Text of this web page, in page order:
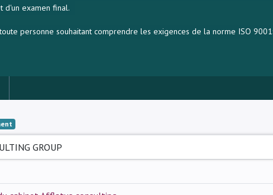
d'un examen final.
personne souhaitant comprendre les exigences de la norme ISO
GROUP